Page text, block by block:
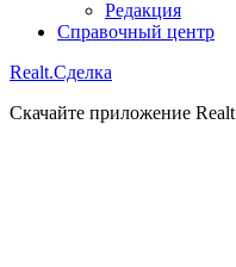
Редакция
Справочный центр
Realt.Сделка
Скачайте приложение Realt